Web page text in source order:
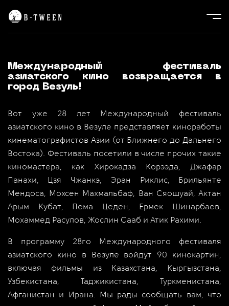
Международный фестиваль
азиатского кино возвращается в
город Везуль!
Вот уже 28 лет Международный фестиваль
азиатского кино в Везуле представляет киноработы
кинематографистов Азии (от Ближнего до Дальнего
Востока). Фестиваль посетили в числе прочих такие
киномастера, как Хирокадза Корээда, Джафар
Панахи, Цзя Чжанкэ, Эран Риклис, Брильянте
Мендоса, Мохсен Махмальбаф, Ван Сяошуай, Актан
Арым Кубат, Пема Цеден, Ермек Шинарбаев,
Мохаммед Расулов, Жослин Сааб и Атик Рахими.
В программу 28го Международного фестиваля
азиатского кино в Везуле войдут 90 кинокартин,
включая фильмы из Казахстана, Кыргызстана,
Узбекистана, Таджикистана, Туркменистана,
Афганистан и Ирана. Мы рады сообщать вам, что